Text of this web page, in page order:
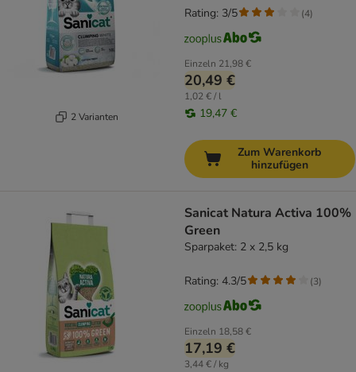
2 Varianten
Einzeln 21,98 €
20,49 €
1,02 € / l
19,47 €
Rating: 3/5 (4)
Zum Warenkorb
hinzufügen
Sanicat Natura Activa 100%
Green
Sparpaket: 2 x 2,5 kg
Einzeln 18,58 €
17,19 €
3,44 € / kg
Rating: 4.3/5 (3)